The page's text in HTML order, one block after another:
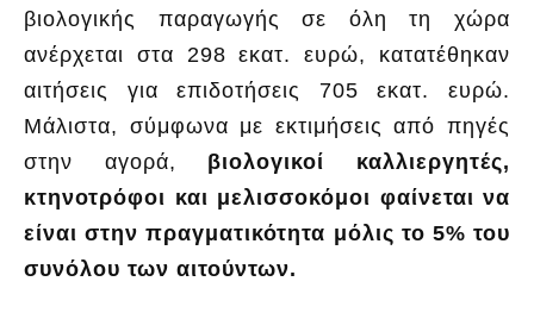
βιολογικής παραγωγής σε όλη τη χώρα
ανέρχεται στα 298 εκατ. ευρώ, κατατέθηκαν
αιτήσεις για επιδοτήσεις 705 εκατ. ευρώ.
Μάλιστα, σύμφωνα με εκτιμήσεις από πηγές
στην αγορά, βιολογικοί καλλιεργητές,
κτηνοτρόφοι και μελισσοκόμοι φαίνεται να
είναι στην πραγματικότητα μόλις το 5% του
συνόλου των αιτούντων.